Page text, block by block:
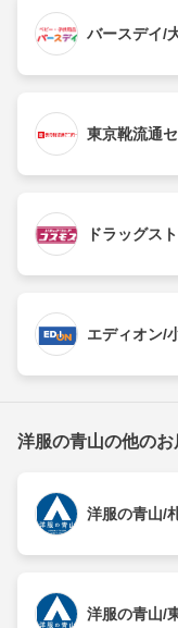
バースデイ/
東京靴流通
ドラッグス
エディオン/
洋服の青山の他のお
洋服の青山/
洋服の青山/